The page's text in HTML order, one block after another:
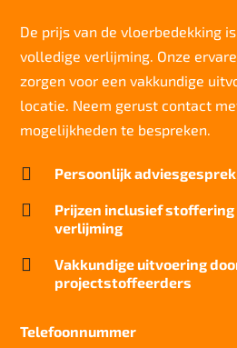
7/8
Slijtvastheid NF EN 1307
klasse 33 LC 1+ Rolstoel A
Thermische weerstand
0,17 m²C° / W
27 dB
Brandwerend
Cfl-S1
Kwaliteitslabel GUT
1E4A9DAB
zwaar
De prijs van de vloerbedekking
volledige verlijming. Onze
zorgen voor een vakkundige
locatie. Neem gerust contact
mogelijkheden te bespreken.
 Persoonlijk

Prijzen inclusief stoffering
verlijming

Vakkundige uitvoering
projectstoffeerders
Telefoonnummer